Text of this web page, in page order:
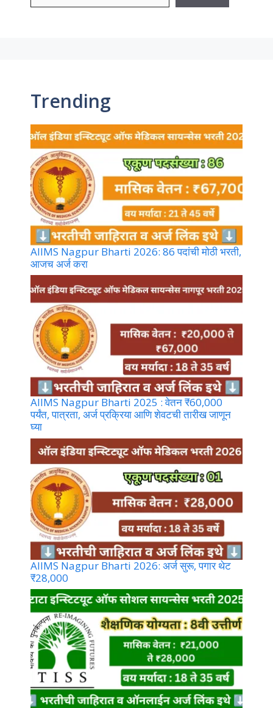
Trending
AIIMS Nagpur Bharti 2026: 86 पदांची मोठी भरती,
आजच अर्ज करा
AIIMS Nagpur Bharti 2025 : वेतन ₹60,000
पर्यंत, पात्रता, अर्ज प्रक्रिया आणि शेवटची तारीख जाणून
घ्या
AIIMS Nagpur Bharti 2026: अर्ज सुरू, पगार थेट
₹28,000